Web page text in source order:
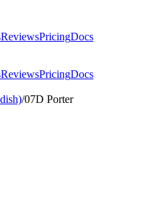
ReviewsPricingDocs
ReviewsPricingDocs
/07D Porter